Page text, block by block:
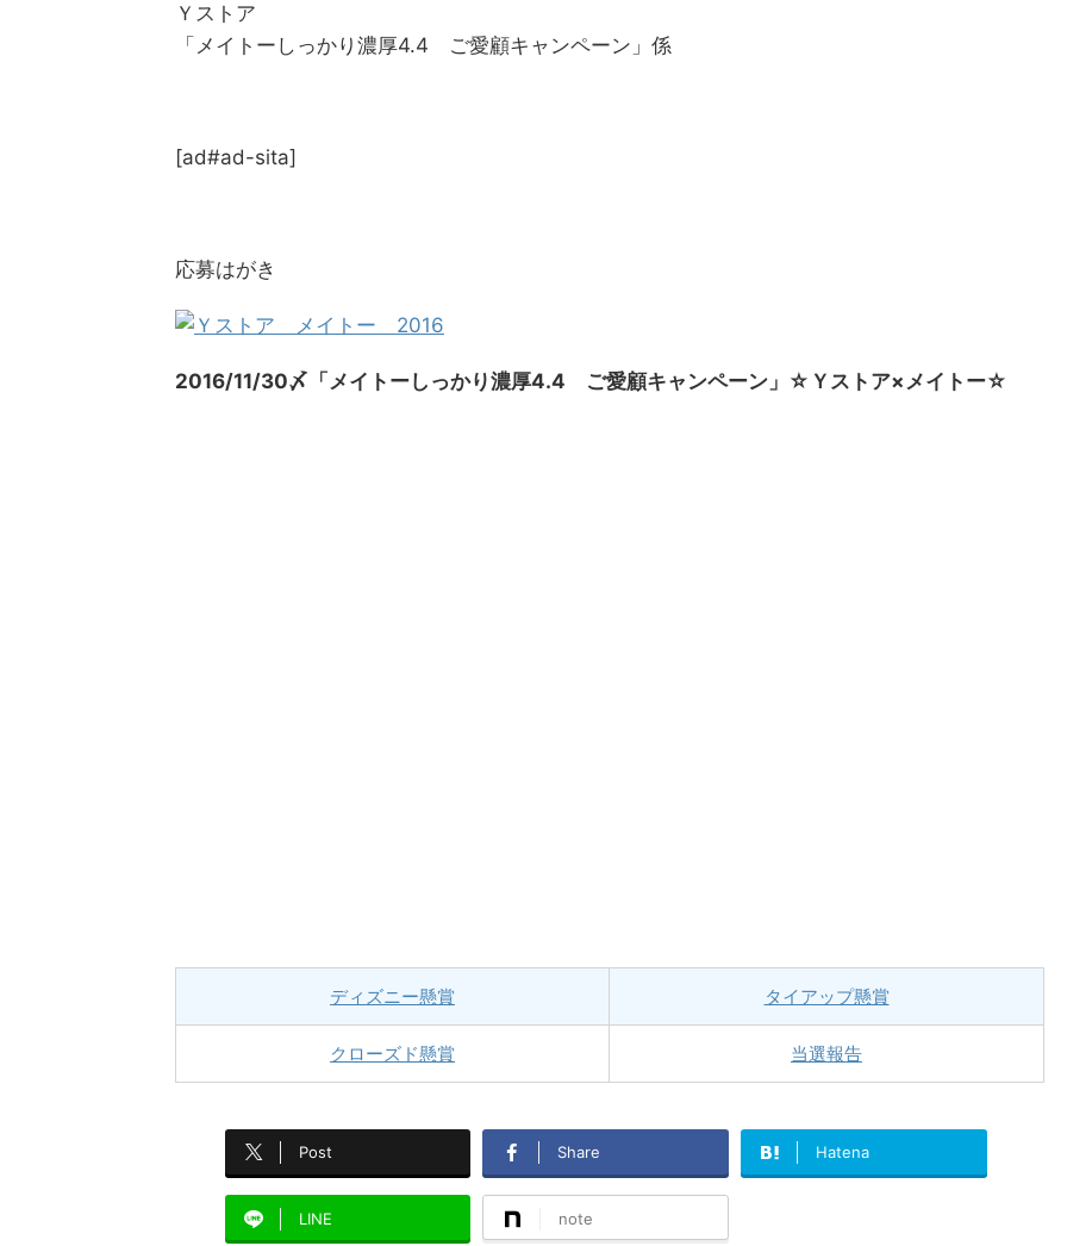
Ｙストア
「メイトーしっかり濃厚4.4 ご愛顧キャンペーン」係
[ad#ad-sita]
応募はがき
2016/11/30〆「メイトーしっかり濃厚4.4 ご愛顧キャンペーン」☆Ｙストア×メイトー☆
ディズニー懸賞 タイアップ懸賞
クローズド懸賞 当選報告
Post Share Hatena
LINE note